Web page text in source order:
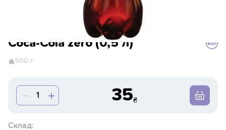
Coca-Cola zero (0,5 л)
500 г
35
Склад: